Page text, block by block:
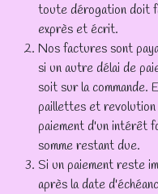
toute dérogation doit
exprès et écrit.
Nos factures sont
si un autre délai de
soit sur la commande.
paillettes et
paiement d'un intérêt
somme restant due.
Si un paiement reste
après la date